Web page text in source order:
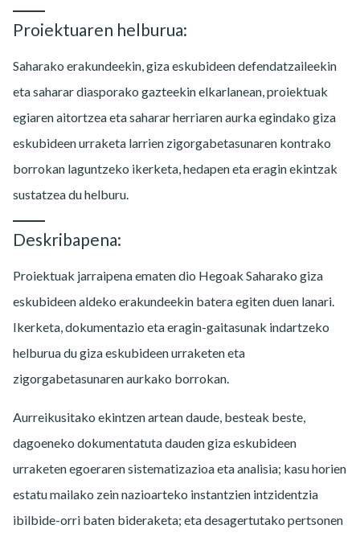
Proiektuaren helburua:
Saharako erakundeekin, giza eskubideen defendatzaileekin
eta saharar diasporako gazteekin elkarlanean, proiektuak
egiaren aitortzea eta saharar herriaren aurka egindako giza
eskubideen urraketa larrien zigorgabetasunaren kontrako
borrokan laguntzeko ikerketa, hedapen eta eragin ekintzak
sustatzea du helburu.
Deskribapena:
Proiektuak jarraipena ematen dio Hegoak Saharako giza
eskubideen aldeko erakundeekin batera egiten duen lanari.
Ikerketa, dokumentazio eta eragin-gaitasunak indartzeko
helburua du giza eskubideen urraketen eta
zigorgabetasunaren aurkako borrokan.
Aurreikusitako ekintzen artean daude, besteak beste,
dagoeneko dokumentatuta dauden giza eskubideen
urraketen egoeraren sistematizazioa eta analisia; kasu horien
estatu mailako zein nazioarteko instantzien intzidentzia
ibilbide-orri baten bideraketa; eta desagertutako pertsonen